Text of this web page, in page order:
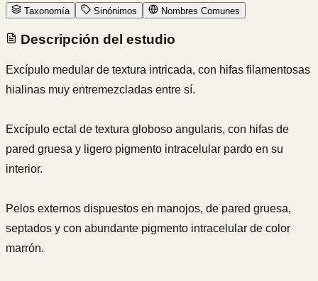
Taxonomía Sinónimos Nombres Comunes
Descripción del estudio
Excípulo medular de textura intricada, con hifas filamentosas
hialinas muy entremezcladas entre sí.
Excípulo ectal de textura globoso angularis, con hifas de
pared gruesa y ligero pigmento intracelular pardo en su
interior.
Pelos externos dispuestos en manojos, de pared gruesa,
septados y con abundante pigmento intracelular de color
marrón.